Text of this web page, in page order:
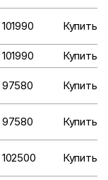
101990 Купить
101990
Купить
97580 Купить
97580 Купить
102500 Купить